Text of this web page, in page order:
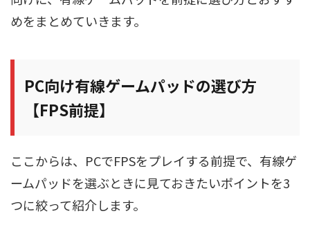
めをまとめていきます。
PC向け有線ゲームパッドの選び方
【FPS前提】
ここからは、PCでFPSをプレイする前提で、有線ゲ
ームパッドを選ぶときに見ておきたいポイントを3
つに絞って紹介します。